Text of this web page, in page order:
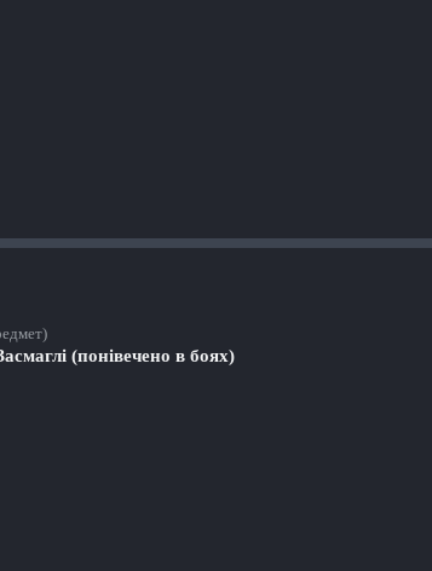
(понівечено в боях)